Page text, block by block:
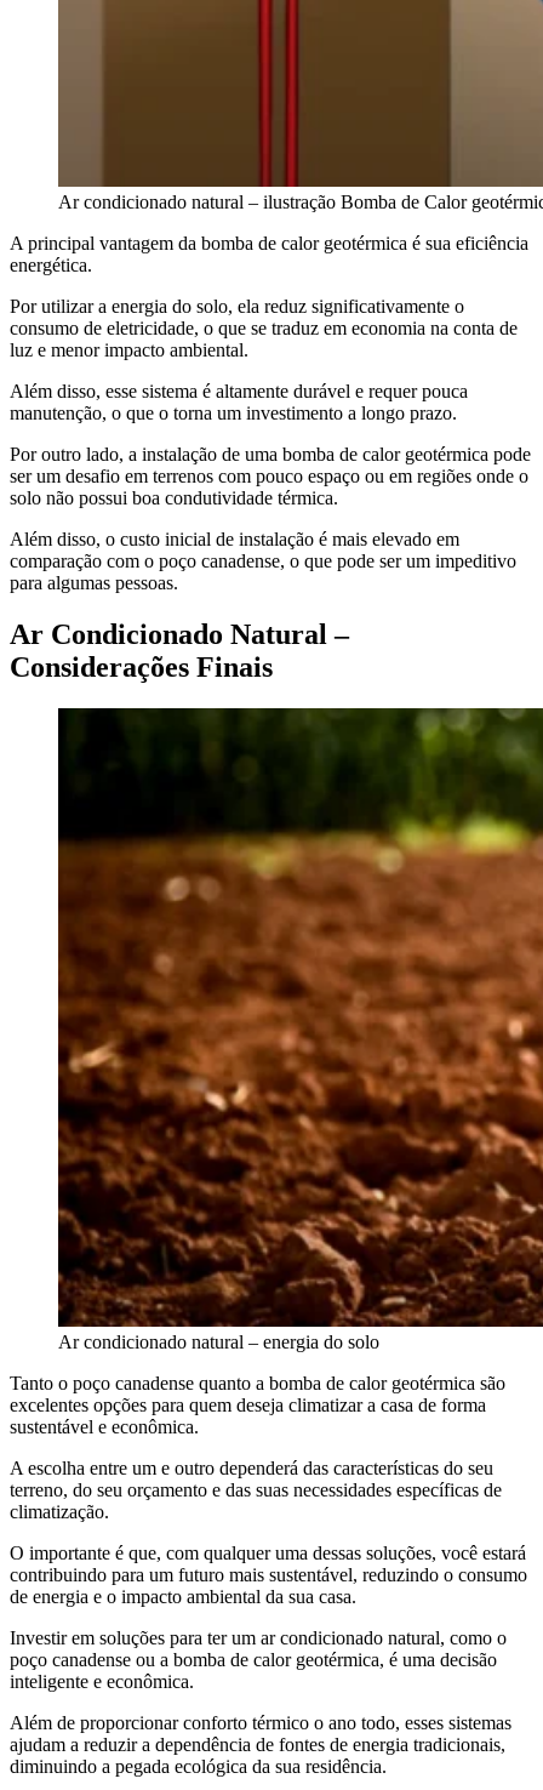
Ar condicionado natural – ilustração Bomba de Calor
A principal vantagem da bomba de calor geotérmica é sua eficiência
energética.
Por utilizar a energia do solo, ela reduz significativamente o
consumo de eletricidade, o que se traduz em economia na conta de
luz e menor impacto ambiental.
Além disso, esse sistema é altamente durável e requer pouca
manutenção, o que o torna um investimento a longo prazo.
Por outro lado, a instalação de uma bomba de calor geotérmica pode
ser um desafio em terrenos com pouco espaço ou em regiões onde o
solo não possui boa condutividade térmica.
Além disso, o custo inicial de instalação é mais elevado em
comparação com o poço canadense, o que pode ser um impeditivo
para algumas pessoas.
Ar Condicionado Natural –
Considerações Finais
Ar condicionado natural – energia do solo
Tanto o poço canadense quanto a bomba de calor geotérmica são
excelentes opções para quem deseja climatizar a casa de forma
sustentável e econômica.
A escolha entre um e outro dependerá das características do seu
terreno, do seu orçamento e das suas necessidades específicas de
climatização.
O importante é que, com qualquer uma dessas soluções, você estará
contribuindo para um futuro mais sustentável, reduzindo o consumo
de energia e o impacto ambiental da sua casa.
Investir em soluções para ter um ar condicionado natural, como o
poço canadense ou a bomba de calor geotérmica, é uma decisão
inteligente e econômica.
Além de proporcionar conforto térmico o ano todo, esses sistemas
ajudam a reduzir a dependência de fontes de energia tradicionais,
diminuindo a pegada ecológica da sua residência.